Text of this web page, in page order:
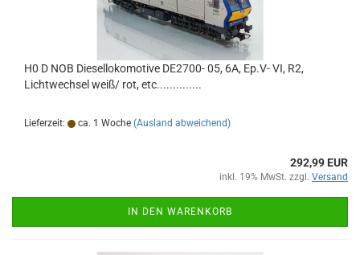
H0 D NOB Diesellokomotive DE2700- 05, 6A, Ep.V- VI, R2,
Lichtwechsel weiß/ rot, etc..............
Lieferzeit: ca. 1 Woche (Ausland abweichend)
292,99 EUR
inkl. 19% MwSt. zzgl. Versand
IN DEN WARENKORB